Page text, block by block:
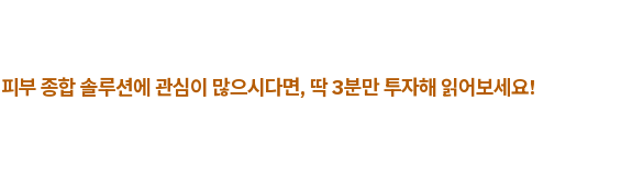
피부 종합 솔루션에 관심이 많으시다면, 딱 3분만 투자해 읽어보세요!